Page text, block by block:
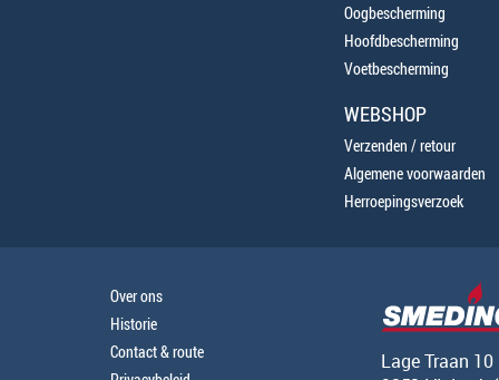
Oogbescherming
Hoofdbescherming
Voetbescherming
WEBSHOP
Verzenden / retour
Algemene voorwaarden
Herroepingsverzoek
Over ons
Historie
Contact & route
Lage Traan 10